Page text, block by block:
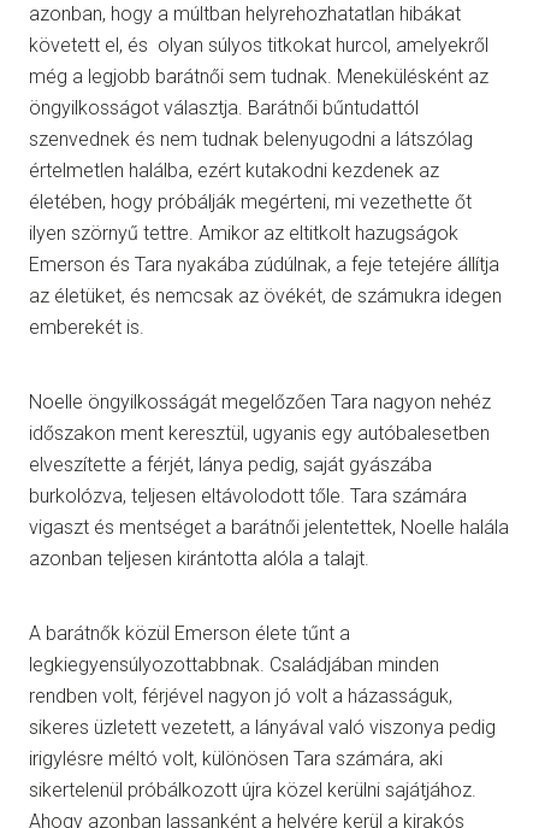
azonban, hogy a múltban helyrehozhatatlan hibákat
követett el, és olyan súlyos titkokat hurcol, amelyekről
még a legjobb barátnői sem tudnak. Menekülésként az
öngyilkosságot választja. Barátnői bűntudattól
szenvednek és nem tudnak belenyugodni a látszólag
értelmetlen halálba, ezért kutakodni kezdenek az
életében, hogy próbálják megérteni, mi vezethette őt
ilyen szörnyű tettre. Amikor az eltitkolt hazugságok
Emerson és Tara nyakába zúdúlnak, a feje tetejére állítja
az életüket, és nemcsak az övékét, de számukra idegen
emberekét is.
Noelle öngyilkosságát megelőzően Tara nagyon nehéz
időszakon ment keresztül, ugyanis egy autóbalesetben
elveszítette a férjét, lánya pedig, saját gyászába
burkolózva, teljesen eltávolodott tőle. Tara számára
vigaszt és mentséget a barátnői jelentettek, Noelle halála
azonban teljesen kirántotta alóla a talajt.
A barátnők közül Emerson élete tűnt a
legkiegyensúlyozottabbnak. Családjában minden
rendben volt, férjével nagyon jó volt a házasságuk,
sikeres üzletett vezetett, a lányával való viszonya pedig
irigylésre méltó volt, különösen Tara számára, aki
sikertelenül próbálkozott újra közel kerülni sajátjához.
Ahogy azonban lassanként a helyére kerül a kirakós